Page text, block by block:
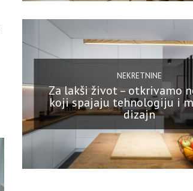
NEKRETNINE
Za lakši život – otkrivamo
koji spajaju tehnologiju i
dizajn